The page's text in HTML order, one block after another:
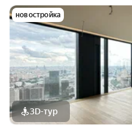
новостройка
3D-тур